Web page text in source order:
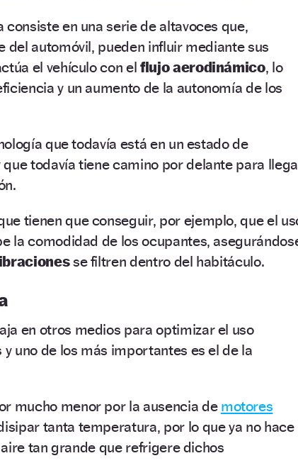
en una serie de altavoces que,
del automóvil, pueden influir mediante sus
el vehículo con el flujo aerodinámico, lo
y un aumento de la autonomía de los
que todavía está en un estado de
todavía tiene camino por delante para
tienen que conseguir, por ejemplo, que el
la comodidad de los ocupantes,
se filtren dentro del habitáculo.
en otros medios para optimizar el uso
uno de los más importantes es el de la
mucho menor por la ausencia de motores
tanta temperatura, por lo que ya no hace
tan grande que refrigere dichos